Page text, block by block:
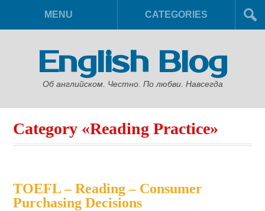
MENU CATEGORIES
English Blog
Об английском. Честно. По любви. Навсегда
Category «Reading Practice»
TOEFL – Reading – Consumer
Purchasing Decisions